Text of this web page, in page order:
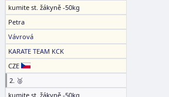
kumite st. žákyně -50kg
Petra
Vávrová
KARATE TEAM KCK
CZE
2. 🥈
kumite st. žákyně -50kg